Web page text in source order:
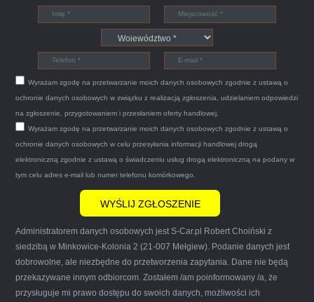
Witam,ja jestem bardzo zadowolona z usługi S-
Car.pl sprzedałam swoją wysłużoną corsinę
tego samego dnia miły grzeczny pan przyjechał
po trzech godzinach autolawetą sprawnie
zapakował auto wypisał dokumenty i wypłacił
gotówkę.Zdecydowanie mogę polecić tą firmę
mnie do skorzystania z ich usług przekonało to
że są na FACEBOOKU i każdy tam może
wyrazić opinię na ich temat.
Iwona Górska
Wyrażam zgodę na przetwarzanie moich danych osobowych zgodnie z ustawą o
ochronie danych osobowych w związku z realizacją zgłoszenia, udzielaniem odpowiedzi
na zgłoszenie, przygotowaniem i przesłaniem oferty handlowej.
Wyrażam zgodę na przetwarzanie moich danych osobowych zgodnie z ustawą o
ochronie danych osobowych w celu przesyłania informacji handlowej drogą
elektroniczną zgodnie z ustawą o świadczeniu usług drogą elektroniczną na podany w
tym celu adres e-mail lub numer telefonu komórkowego.
Administratorem danych osobowych jest S-Car.pl Robert Choiński z
siedzibą w Minkowice-Kolonia 2 (21-007 Mełgiew). Podanie danych jest
dobrowolne, ale niezbędne do przetworzenia zapytania. Dane nie będą
przekazywane innym odbiorcom. Zostałem /am poinformowany /a, że
przysługuje mi prawo dostępu do swoich danych, możliwości ich